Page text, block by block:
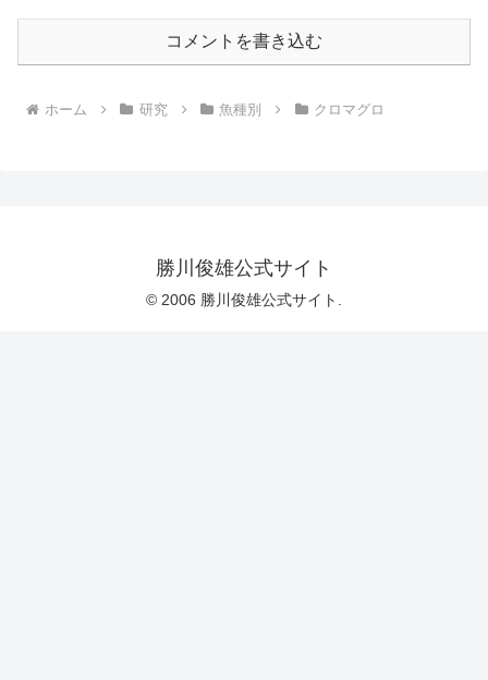
コメントを書き込む
ホーム 研究 魚種別 クロマグロ
勝川俊雄公式サイト
© 2006 勝川俊雄公式サイト.